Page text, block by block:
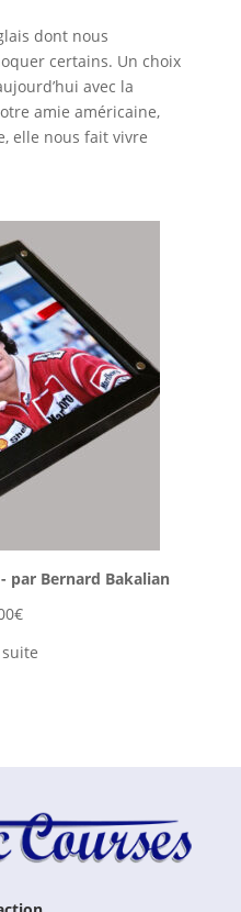
dont nous
certains. Un choix
avec la
amie américaine,
elle nous fait vivre
par Bernard Bakalian
€